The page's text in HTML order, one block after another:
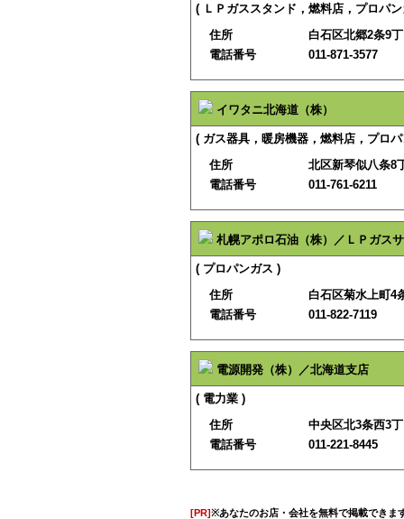
( ＬＰガススタンド，燃料店，プロパ
住所
白石区北郷2条9
電話番号
011-871-3577
イワタニ北海道（株）
( ガス器具，暖房機器，燃料店，プロ
住所
北区新琴似八条8
電話番号
011-761-6211
札幌アポロ石油（株）／ＬＰガス
( プロパンガス )
住所
白石区菊水上町4
電話番号
011-822-7119
電源開発（株）／北海道支店
( 電力業 )
住所
中央区北3条西3
電話番号
011-221-8445
[PR]※あなたのお店・会社を無料で掲載できま